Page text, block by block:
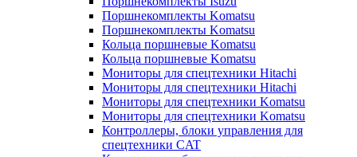
Поршнекомплекты Komatsu
Поршнекомплекты Komatsu
Кольца поршневые Komatsu
Кольца поршневые Komatsu
Мониторы для спецтехники Hitachi
Мониторы для спецтехники Hitachi
Мониторы для спецтехники Komatsu
Мониторы для спецтехники Komatsu
Контроллеры, блоки управления для
спецтехники CAT